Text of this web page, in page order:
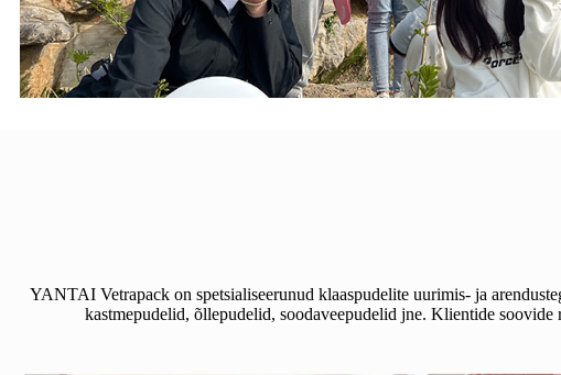
YANTAI Vetrapack on spetsialiseerunud klaaspudelite uurimis- ja
kastmepudelid, õllepudelid, soodaveepudelid jne. Klientide